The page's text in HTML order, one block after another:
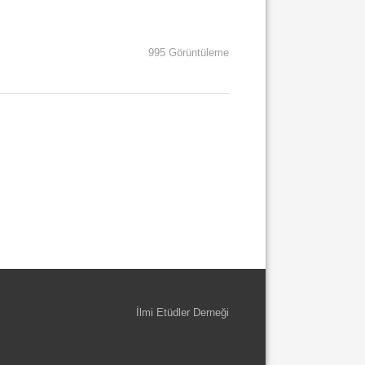
995 Görüntüleme
İlmi Etüdler Derneği